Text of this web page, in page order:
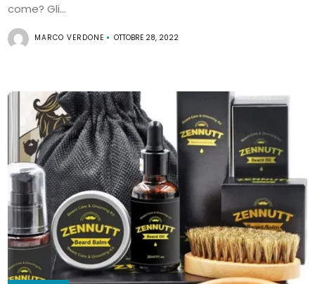
come? Gli...
MARCO VERDONE OTTOBRE 28, 2022